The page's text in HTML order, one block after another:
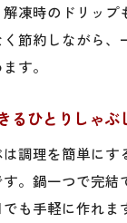
凍時のドリップ
節約しながら、
す。
るひとりしゃぶ
調理を簡単にす
。鍋一つで完結
も手軽に作れま